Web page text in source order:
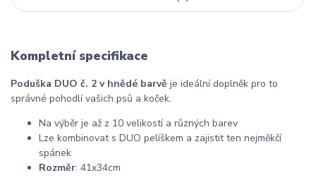
Kompletní specifikace
Poduška DUO č. 2 v hnědé barvě je ideální doplněk pro to
správné pohodlí vašich psů a koček.
Na výběr je až z 10 velikostí a různých barev
Lze kombinovat s DUO pelíškem a zajistit ten nejměkčí
spánek
Rozměr: 41x34cm